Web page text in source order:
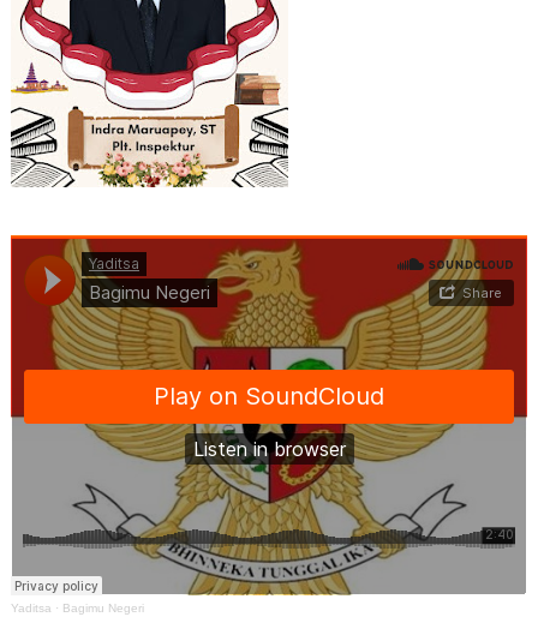
Yaditsa · Bagimu Negeri